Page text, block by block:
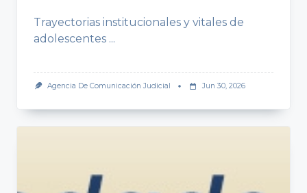
Trayectorias institucionales y vitales de
adolescentes ...
Agencia De Comunicación Judicial Jun 30, 2026